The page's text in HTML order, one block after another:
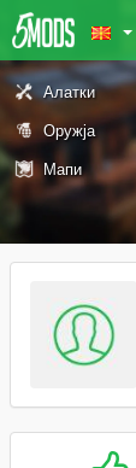
Алатки
Оружја
Мапи